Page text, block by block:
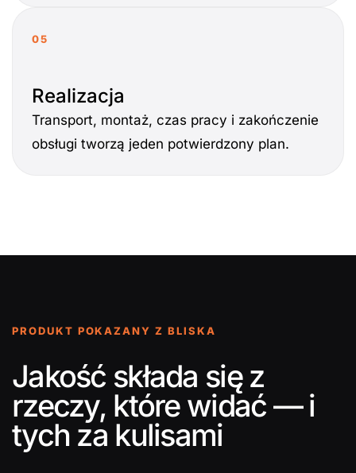
05
Realizacja
Transport, montaż, czas pracy i zakończenie
obsługi tworzą jeden potwierdzony plan.
PRODUKT POKAZANY Z BLISKA
Jakość składa się z
rzeczy, które widać — i
tych za kulisami